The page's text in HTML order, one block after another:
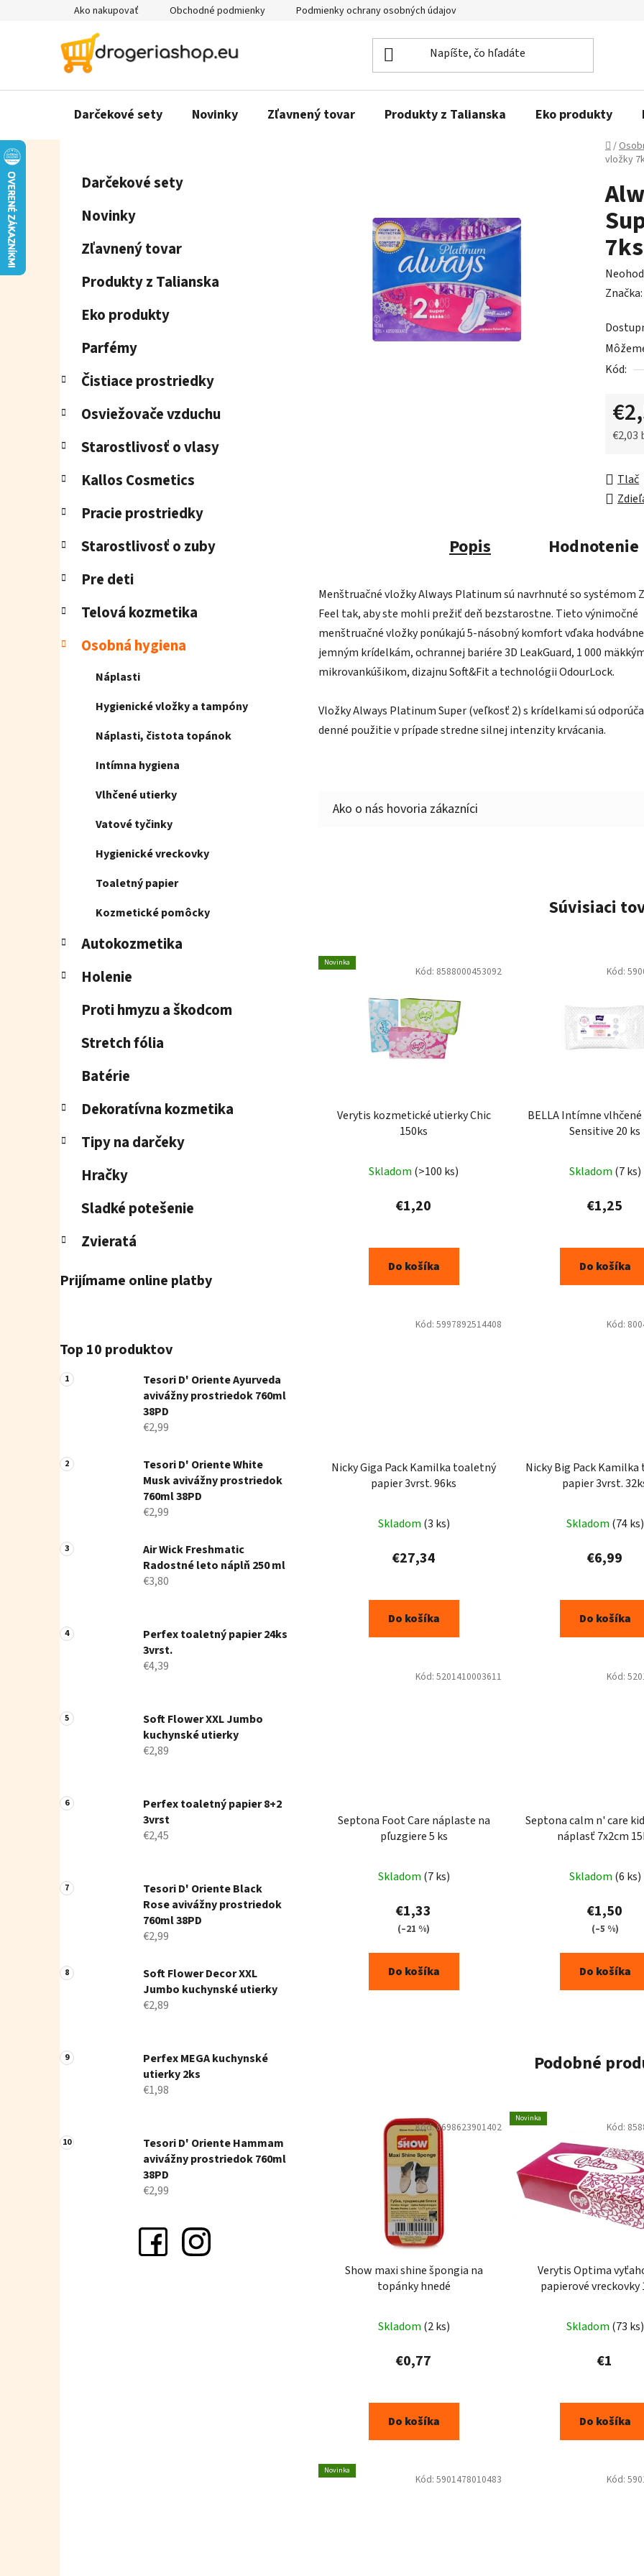
Ako nakupovať Obchodné podmienky Podmienky ochrany osobných údajov
Darčekové sety Novinky Zľavnený tovar Produkty z Talianska Eko produkty
Domov
/
vložky
Preskočiť
kategórie
Darčekové sety
Novinky
Zľavnený tovar
Produkty z Talianska
Eko produkty
Parfémy
Čistiace prostriedky
Osviežovače vzduchu
Starostlivosť o vlasy
Kallos Cosmetics
Pracie prostriedky
Starostlivosť o zuby
Pre deti
Telová kozmetika
Osobná hygiena
Náplasti
Hygienické vložky a tampóny
Náplasti, čistota topánok
Intímna hygiena
Vlhčené utierky
Vatové tyčinky
Hygienické vreckovky
Toaletný papier
Kozmetické pomôcky
Autokozmetika
Holenie
Proti hmyzu a škodcom
Stretch fólia
Batérie
Dekoratívna kozmetika
Tipy na darčeky
Hračky
Sladké potešenie
Zvieratá
Prijímame online platby
Top 10 produktov
Tesori D' Oriente Ayurveda
avivážny prostriedok 760ml
38PD
€2,99
Tesori D' Oriente White
Musk avivážny prostriedok
760ml 38PD
€2,99
Air Wick Freshmatic
Radostné leto náplň 250 ml
€3,80
Perfex toaletný papier 24ks
3vrst.
€4,39
Soft Flower XXL Jumbo
kuchynské utierky
€2,89
Perfex toaletný papier 8+2
3vrst
€2,45
Tesori D' Oriente Black
Rose avivážny prostriedok
760ml 38PD
€2,99
Soft Flower Decor XXL
Jumbo kuchynské utierky
€2,89
Perfex MEGA kuchynské
utierky 2ks
€1,98
Tesori D' Oriente Hammam
avivážny prostriedok 760ml
38PD
€2,99
7ks
je
0,0
z
Značka:
Kód:
€2,03
Tlač
Popis Hodnotenie
Menštruačné vložky Always Platinum sú navrhnuté so systémom
Feel tak, aby ste mohli prežiť deň bezstarostne. Tieto výnimočné
menštruačné vložky ponúkajú 5-násobný komfort vďaka hodvábne
jemným krídelkám, ochrannej bariére 3D LeakGuard, 1 000
mikrovankúšikom, dizajnu Soft&Fit a technológii OdourLock.
Vložky Always Platinum Super (veľkosť 2) s krídelkami sú
denné použitie v prípade stredne silnej intenzity krvácania.
Súvisiaci
Novinka
Verytis kozmetické utierky Chic
150ks
Skladom (>100 ks)
€1,20
Do košíka
Kód: 8588000453092
BELLA Intímne
Sensitive 20 ks
Skladom (7 ks)
€1,25
Do košíka
Kód:
Nicky Giga Pack Kamilka toaletný
papier 3vrst. 96ks
hodnotenie
produktu
je
Skladom (3 ks)
€27,34
Do košíka
Kód: 5997892514408
Nicky Big Pack
papier 3vrst.
produktu
je
Skladom (74 ks)
€6,99
Do košíka
Kód:
Septona Foot Care náplaste na
pľuzgiere 5 ks
Skladom (7 ks)
€1,33
(–21 %)
Do košíka
Kód: 5201410003611
Septona calm n' care
náplasť 7x2cm
Skladom (6 ks)
€1,50
(–5 %)
Do košíka
Kód:
Podobné
Show maxi shine špongia na
topánky hnedé
Skladom (2 ks)
€0,77
Do košíka
Kód:8698623901402
Novinka
Verytis Optima
papierové vreckovky
Skladom (73 ks)
€1
Do košíka
Kód:
Novinka
Kód: 5901478010483 Kód: